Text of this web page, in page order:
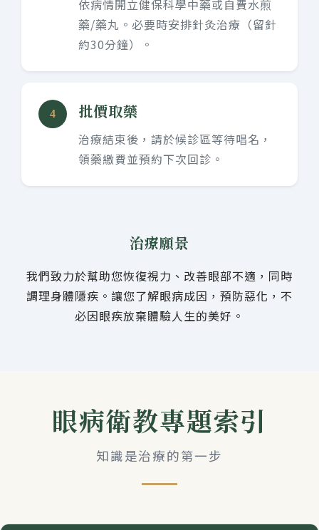
依病情開立健保科學中藥或自費水煎
藥/藥丸。必要時安排針灸治療（留針
約30分鐘）。
4 批價取藥
治療結束後，請於候診區等待唱名，
領藥繳費並預約下次回診。
治療願景
我們致力於幫助您恢復視力、改善眼部不適，同時
調理身體隱疾。讓您了解眼病成因，預防惡化，不
必因眼疾放棄體驗人生的美好。
眼病衛教專題索引
知識是治療的第一步